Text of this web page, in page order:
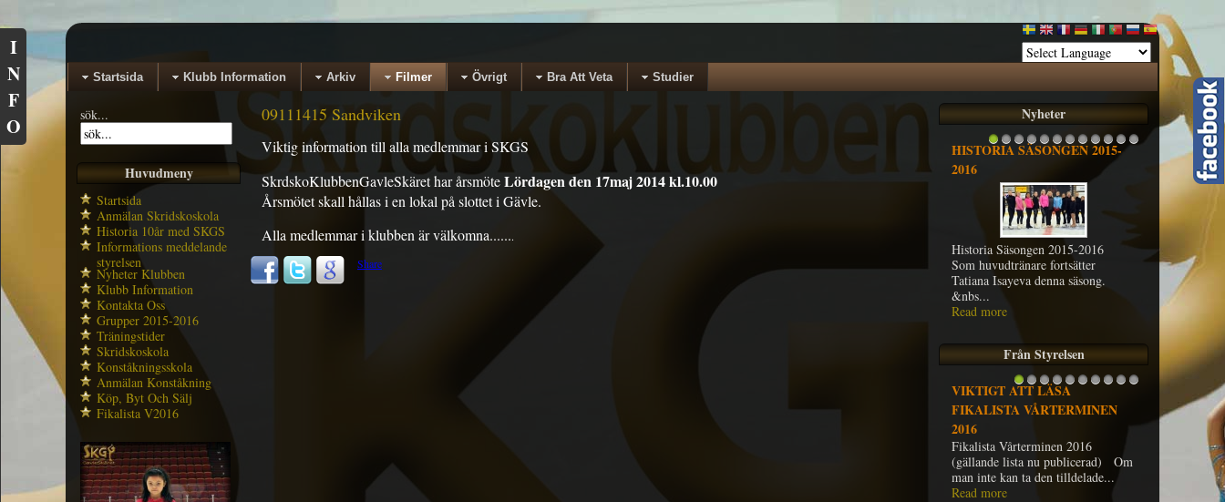
Startsida Klubb Information Arkiv Filmer Övrigt Bra Att Veta Studier
sök...
Huvudmeny
Startsida
Anmälan Skridskoskola
Historia 10år med SKGS
Informations meddelande
styrelsen
Nyheter Klubben
Klubb Information
Kontakta Oss
Grupper 2015-2016
Träningstider
Skridskoskola
Konståkningsskola
Anmälan Konståkning
Köp, Byt Och Sälj
Fikalista V2016
09111415 Sandviken
Viktig information till alla medlemmar i SKGS
SkrdskoKlubbenGavleSkäret har årsmöteLördagen den 17maj 2014 kl.10.00
Årsmötet skall hållas i en lokal på slottet i Gävle.
Alla medlemmar i klubben är välkomna.......
Share
Nyheter
1 2 3 4 5 6 7 8 9 1011
HISTORIA SÄSONGEN 2015-
2016
Historia Säsongen 2015-2016
Som huvudtränare fortsätter
Tatiana Isayeva denna säsong.
&nbs...
Read more
Från Styrelsen
1 2 3 4 5
VIKTIGT ATT LÄSA
FIKALISTA VÅRTERMINEN
2016
Fikalista Vårterminen 2016
(gällande lista nu publicerad) Om
man inte kan ta den tilldelade...
Read more
I
N
F
O